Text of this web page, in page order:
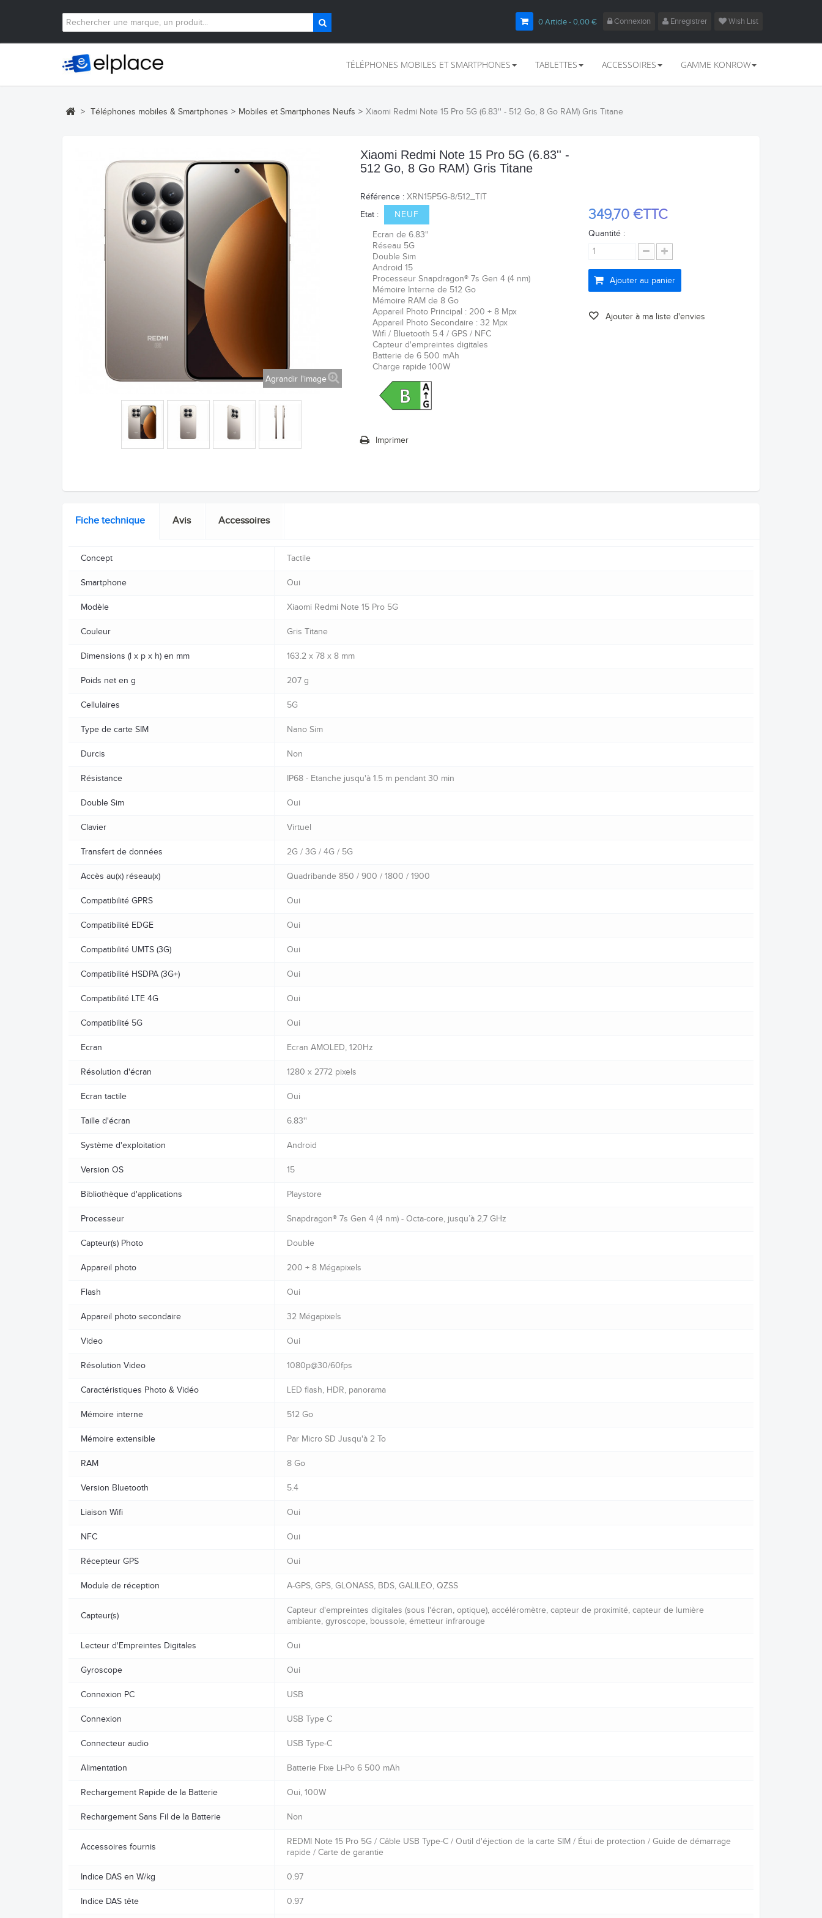
Connexion Enregistrer Wish List
0Article- 0,00 €
TÉLÉPHONES MOBILES ET SMARTPHONES TABLETTES ACCESSOIRES GAMME KONROW
> Téléphones mobiles & Smartphones > Mobiles et Smartphones Neufs > Xiaomi Redmi Note 15 Pro 5G (6.83'' - 512 Go, 8 Go RAM) Gris Titane
Agrandir l'image
Xiaomi Redmi Note 15 Pro 5G (6.83'' -
512 Go, 8 Go RAM) Gris Titane
Référence : XRN15P5G-8/512_TIT
Etat :
NEUF
Ecran de 6.83''
Réseau 5G
Double Sim
Android 15
Processeur Snapdragon® 7s Gen 4(4 nm)
Mémoire Interne de 512 Go
Mémoire RAM de 8 Go
Appareil Photo Principal : 200 + 8 Mpx
Appareil Photo Secondaire : 32 Mpx
Wifi / Bluetooth 5.4 / GPS / NFC
Capteur d'empreintes digitales
Batterie de 6 500 mAh
Charge rapide 100W
Imprimer
349,70 €TTC
Quantité :
Ajouter au panier
Ajouter à ma liste d'envies
Fiche technique Avis Accessoires
Concept Tactile
Smartphone Oui
Modèle Xiaomi Redmi Note 15 Pro 5G
Couleur Gris Titane
Dimensions (l x p x h) en mm 163.2 x 78 x 8 mm
Poids net en g 207 g
Cellulaires 5G
Type de carte SIM Nano Sim
Durcis Non
Résistance IP68 - Etanche jusqu'à 1.5 m pendant 30 min
Double Sim Oui
Clavier Virtuel
Transfert de données 2G / 3G / 4G / 5G
Accès au(x) réseau(x) Quadribande 850 / 900 / 1800 / 1900
Compatibilité GPRS Oui
Compatibilité EDGE Oui
Compatibilité UMTS (3G) Oui
Compatibilité HSDPA (3G+) Oui
Compatibilité LTE 4G Oui
Compatibilité 5G Oui
Ecran Ecran AMOLED, 120Hz
Résolution d'écran 1280 x 2772 pixels
Ecran tactile Oui
Taille d'écran 6.83''
Système d'exploitation Android
Version OS 15
Bibliothèque d'applications Playstore
Processeur Snapdragon® 7s Gen 4 (4 nm) - Octa-core, jusqu’à 2,7 GHz
Capteur(s) Photo Double
Appareil photo 200 + 8 Mégapixels
Flash Oui
Appareil photo secondaire 32 Mégapixels
Video Oui
Résolution Video 1080p@30/60fps
Caractéristiques Photo & Vidéo LED flash, HDR, panorama
Mémoire interne 512 Go
Mémoire extensible Par Micro SD Jusqu'à 2 To
RAM 8 Go
Version Bluetooth 5.4
Liaison Wifi Oui
NFC Oui
Récepteur GPS Oui
Module de réception A-GPS, GPS, GLONASS, BDS, GALILEO, QZSS
Capteur(s)
Capteur d'empreintes digitales (sous l'écran, optique), accéléromètre, capteur de proximité, capteur de lumière
ambiante, gyroscope, boussole, émetteur infrarouge
Lecteur d'Empreintes Digitales Oui
Gyroscope Oui
Connexion PC USB
Connexion USB Type C
Connecteur audio USB Type-C
Alimentation Batterie Fixe Li-Po 6 500 mAh
Rechargement Rapide de la Batterie Oui, 100W
Rechargement Sans Fil de la Batterie Non
Accessoires fournis
REDMI Note 15 Pro 5G / Câble USB Type-C / Outil d'éjection de la carte SIM / Étui de protection / Guide de démarrage
rapide / Carte de garantie
Indice DAS en W/kg 0.97
Indice DAS tête 0.97